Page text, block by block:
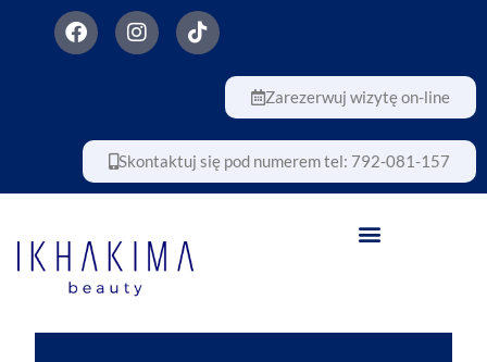
Zarezerwuj wizytę on-line
Skontaktuj się pod numerem tel: 792-081-157